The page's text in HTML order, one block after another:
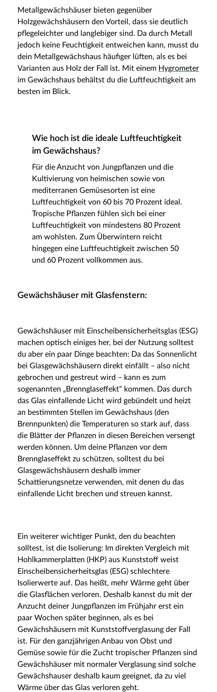
Metallgewächshäuser bieten gegenüber
Holzgewächshäusern den Vorteil, dass sie deutlich
pflegeleichter und langlebiger sind. Da durch Metall
jedoch keine Feuchtigkeit entweichen kann, musst du
dein Metallgewächshaus häufiger lüften, als es bei
Varianten aus Holz der Fall ist. Mit einem Hygrometer
im Gewächshaus behältst du die Luftfeuchtigkeit am
besten im Blick.
Wie hoch ist die ideale Luftfeuchtigkeit
im Gewächshaus?
Für die Anzucht von Jungpflanzen und die
Kultivierung von heimischen sowie von
mediterranen Gemüsesorten ist eine
Luftfeuchtigkeit von 60 bis 70 Prozent ideal.
Tropische Pflanzen fühlen sich bei einer
Luftfeuchtigkeit von mindestens 80 Prozent
am wohlsten. Zum Überwintern reicht
hingegen eine Luftfeuchtigkeit zwischen 50
und 60 Prozent vollkommen aus.
Gewächshäuser mit Glasfenstern:
Gewächshäuser mit Einscheibensicherheitsglas (ESG)
machen optisch einiges her, bei der Nutzung solltest
du aber ein paar Dinge beachten: Da das Sonnenlicht
bei Glasgewächshäusern direkt einfällt – also nicht
gebrochen und gestreut wird – kann es zum
sogenannten „Brennglaseffekt“ kommen. Das durch
das Glas einfallende Licht wird gebündelt und heizt
an bestimmten Stellen im Gewächshaus (den
Brennpunkten) die Temperaturen so stark auf, dass
die Blätter der Pflanzen in diesen Bereichen versengt
werden können. Um deine Pflanzen vor dem
Brennglaseffekt zu schützen, solltest du bei
Glasgewächshäusern deshalb immer
Schattierungsnetze verwenden, mit denen du das
einfallende Licht brechen und streuen kannst.
Ein weiterer wichtiger Punkt, den du beachten
solltest, ist die Isolierung: Im direkten Vergleich mit
Hohlkammerplatten (HKP) aus Kunststoff weist
Einscheibensicherheitsglas (ESG) schlechtere
Isolierwerte auf. Das heißt, mehr Wärme geht über
die Glasflächen verloren. Deshalb kannst du mit der
Anzucht deiner Jungpflanzen im Frühjahr erst ein
paar Wochen später beginnen, als es bei
Gewächshäusern mit Kunststoffverglasung der Fall
ist. Für den ganzjährigen Anbau von Obst und
Gemüse sowie für die Zucht tropischer Pflanzen sind
Gewächshäuser mit normaler Verglasung sind solche
Gewächshauser deshalb kaum geeignet, da zu viel
Wärme über das Glas verloren geht.